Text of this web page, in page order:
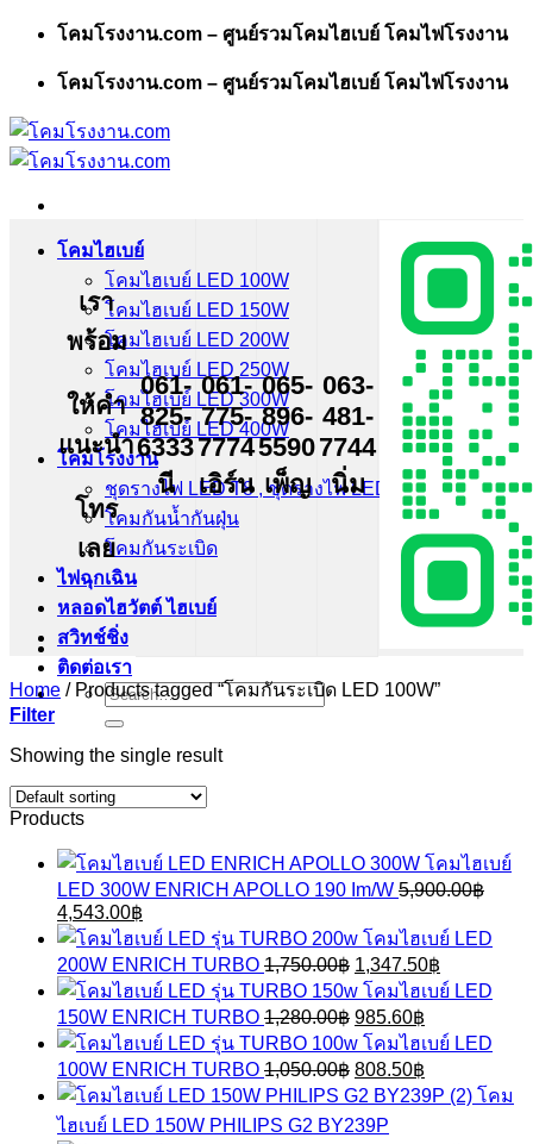
Skip
content
โคมโรงงาน.com – ศูนย์รวมโคมไฮเบย์ โคมไฟโรงงาน
โคมโรงงาน.com – ศูนย์รวมโคมไฮเบย์ โคมไฟโรงงาน
โคมไฮเบย์
โคมไฮเบย์ LED 100W
โคมไฮเบย์ LED 150W
โคมไฮเบย์ LED 200W
โคมไฮเบย์ LED 250W
โคมไฮเบย์ LED 300W
โคมไฮเบย์ LED 400W
โคมโรงงาน
ชุดรางไฟ LED T8 , ชุดรางไฟ LED T5
โคมกันน้ำกันฝุ่น
โคมกันระเบิด
ไฟฉุกเฉิน
หลอดไฮวัตต์ ไฮเบย์
สวิทช์ชิ่ง
ติดต่อเรา
Search
for:
เรา
พร้อม
ให้คำ
แนะนำ
โทร
เลย
061-
825-
6333
นี
061-
775-
7774
เอิร์น
065-
896-
5590
เพ็ญ
063-
481-
7744
นิ่ม
Home /Products tagged “โคมกันระเบิด LED 100W”
Filter
Showing the single result
Products
โคมไฮเบย์
LED 300W ENRICH APOLLO 190 Im/W 5,900.00฿
Original
price
was:
5,900.00฿.
4,543.00฿
price
is:
4,543.00฿.
โคมไฮเบย์ LED
200W ENRICH TURBO 1,750.00฿ Original
price
was:
1,750.00฿.
1,347.50฿
price
is:
1,347.50฿.
โคมไฮเบย์ LED
150W ENRICH TURBO 1,280.00฿ Original
price
was:
1,280.00฿.
985.60฿
price
is:
985.60฿.
โคมไฮเบย์ LED
100W ENRICH TURBO 1,050.00฿ Original
price
was:
1,050.00฿.
808.50฿
price
is:
โคม
ไฮเบย์ LED 150W PHILIPS G2 BY239P